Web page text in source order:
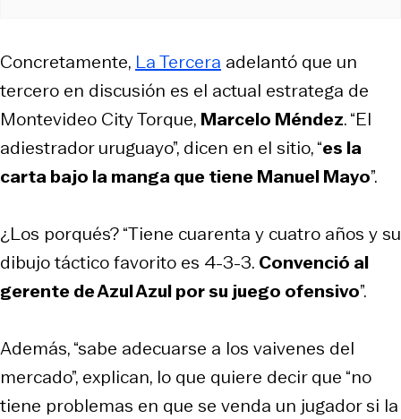
Concretamente, La Tercera adelantó que un
tercero en discusión es el actual estratega de
Montevideo City Torque, Marcelo Méndez. “El
adiestrador uruguayo”, dicen en el sitio, “es la
carta bajo la manga que tiene Manuel Mayo”.
¿Los porqués? “Tiene cuarenta y cuatro años y su
dibujo táctico favorito es 4-3-3. Convenció al
gerente de Azul Azul por su juego ofensivo”.
Además, “sabe adecuarse a los vaivenes del
mercado”, explican, lo que quiere decir que “no
tiene problemas en que se venda un jugador si la